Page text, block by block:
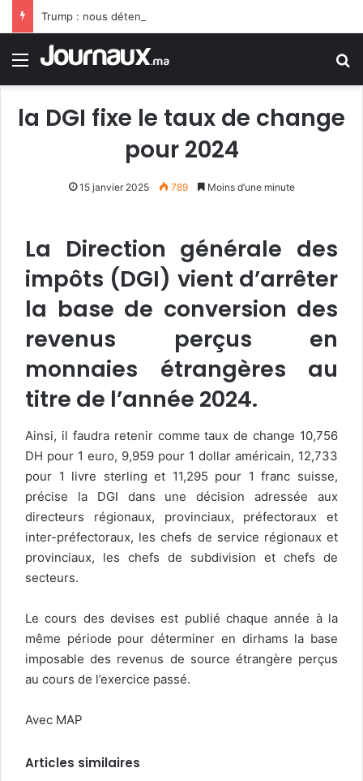
Menu
la DGI fixe le taux de change
pour 2024
15 janvier 2025 789 Moins d’une minute
La Direction générale des
impôts (DGI) vient d’arrêter
la base de conversion des
revenus perçus en
monnaies étrangères au
titre de l’année 2024.
Ainsi, il faudra retenir comme taux de change 10,756
DH pour 1 euro, 9,959 pour 1 dollar américain, 12,733
pour 1 livre sterling et 11,295 pour 1 franc suisse,
précise la DGI dans une décision adressée aux
directeurs régionaux, provinciaux, préfectoraux et
inter-préfectoraux, les chefs de service régionaux et
provinciaux, les chefs de subdivision et chefs de
secteurs.
Le cours des devises est publié chaque année à la
même période pour déterminer en dirhams la base
imposable des revenus de source étrangère perçus
au cours de l’exercice passé.
Avec MAP
Articles similaires